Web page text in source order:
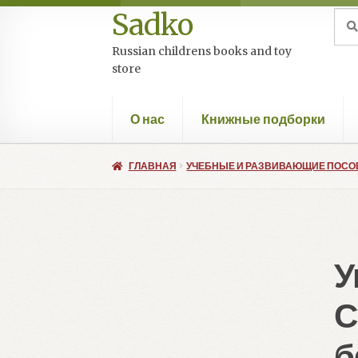
Перейти
к
навигации
Перейти
к
содержимому
Sadko
Russian childrens books and toy
store
О нас Книжные подборки
ГЛАВНАЯ УЧЕБНЫЕ И РАЗВИВАЮЩИЕ